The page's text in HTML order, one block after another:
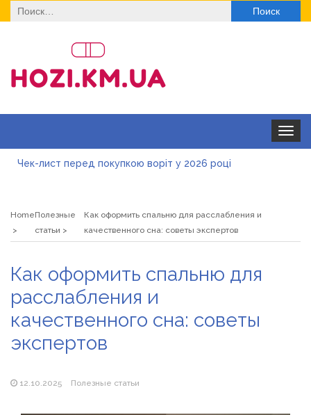
Найти:
Toggle
Чек-лист перед покупкою воріт у 2026 році
типові помилки, відмова та як її уникнути
варіант
Натуральна косметика Хіларі для захисту шкіри від
сонця
Магазин паяльников: рейтинг лучших магазинов Украины
HomeПолезные
статьи
Как оформить спальню для расслабления и
качественного сна: советы экспертов
Как оформить спальню для
расслабления и
качественного сна: советы
экспертов
12.10.2025 Полезные статьи